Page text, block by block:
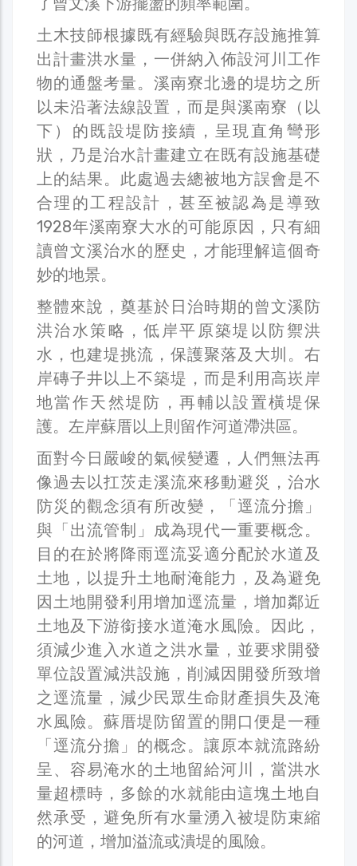
土木技師根據既有經驗與既存設施推算
出計畫洪水量，一併納入佈設河川工作
物的通盤考量。溪南寮北邊的堤坊之所
以未沿著法線設置，而是與溪南寮（以
下）的既設堤防接續，呈現直角彎形
狀，乃是治水計畫建立在既有設施基礎
上的結果。此處過去總被地方誤會是不
合理的工程設計，甚至被認為是導致
1928年溪南寮大水的可能原因，只有細
讀曾文溪治水的歷史，才能理解這個奇
妙的地景。
整體來說，奠基於日治時期的曾文溪防
洪治水策略，低岸平原築堤以防禦洪
水，也建堤挑流，保護聚落及大圳。右
岸磚子井以上不築堤，而是利用高崁岸
地當作天然堤防，再輔以設置橫堤保
護。左岸蘇厝以上則留作河道滯洪區。
面對今日嚴峻的氣候變遷，人們無法再
像過去以扛茨走溪流來移動避災，治水
防災的觀念須有所改變，「逕流分擔」
與「出流管制」成為現代一重要概念。
目的在於將降雨逕流妥適分配於水道及
土地，以提升土地耐淹能力，及為避免
因土地開發利用增加逕流量，增加鄰近
土地及下游銜接水道淹水風險。因此，
須減少進入水道之洪水量，並要求開發
單位設置減洪設施，削減因開發所致增
之逕流量，減少民眾生命財產損失及淹
水風險。蘇厝堤防留置的開口便是一種
「逕流分擔」的概念。讓原本就流路紛
呈、容易淹水的土地留給河川，當洪水
量超標時，多餘的水就能由這塊土地自
然承受，避免所有水量湧入被堤防束縮
的河道，增加溢流或潰堤的風險。